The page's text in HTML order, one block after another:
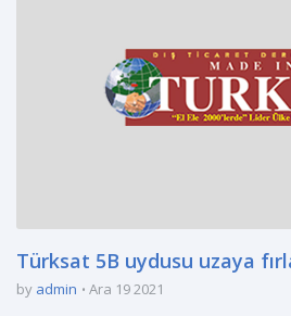
Türksat 5B uydusu uzaya
by admin Ara 19 2021